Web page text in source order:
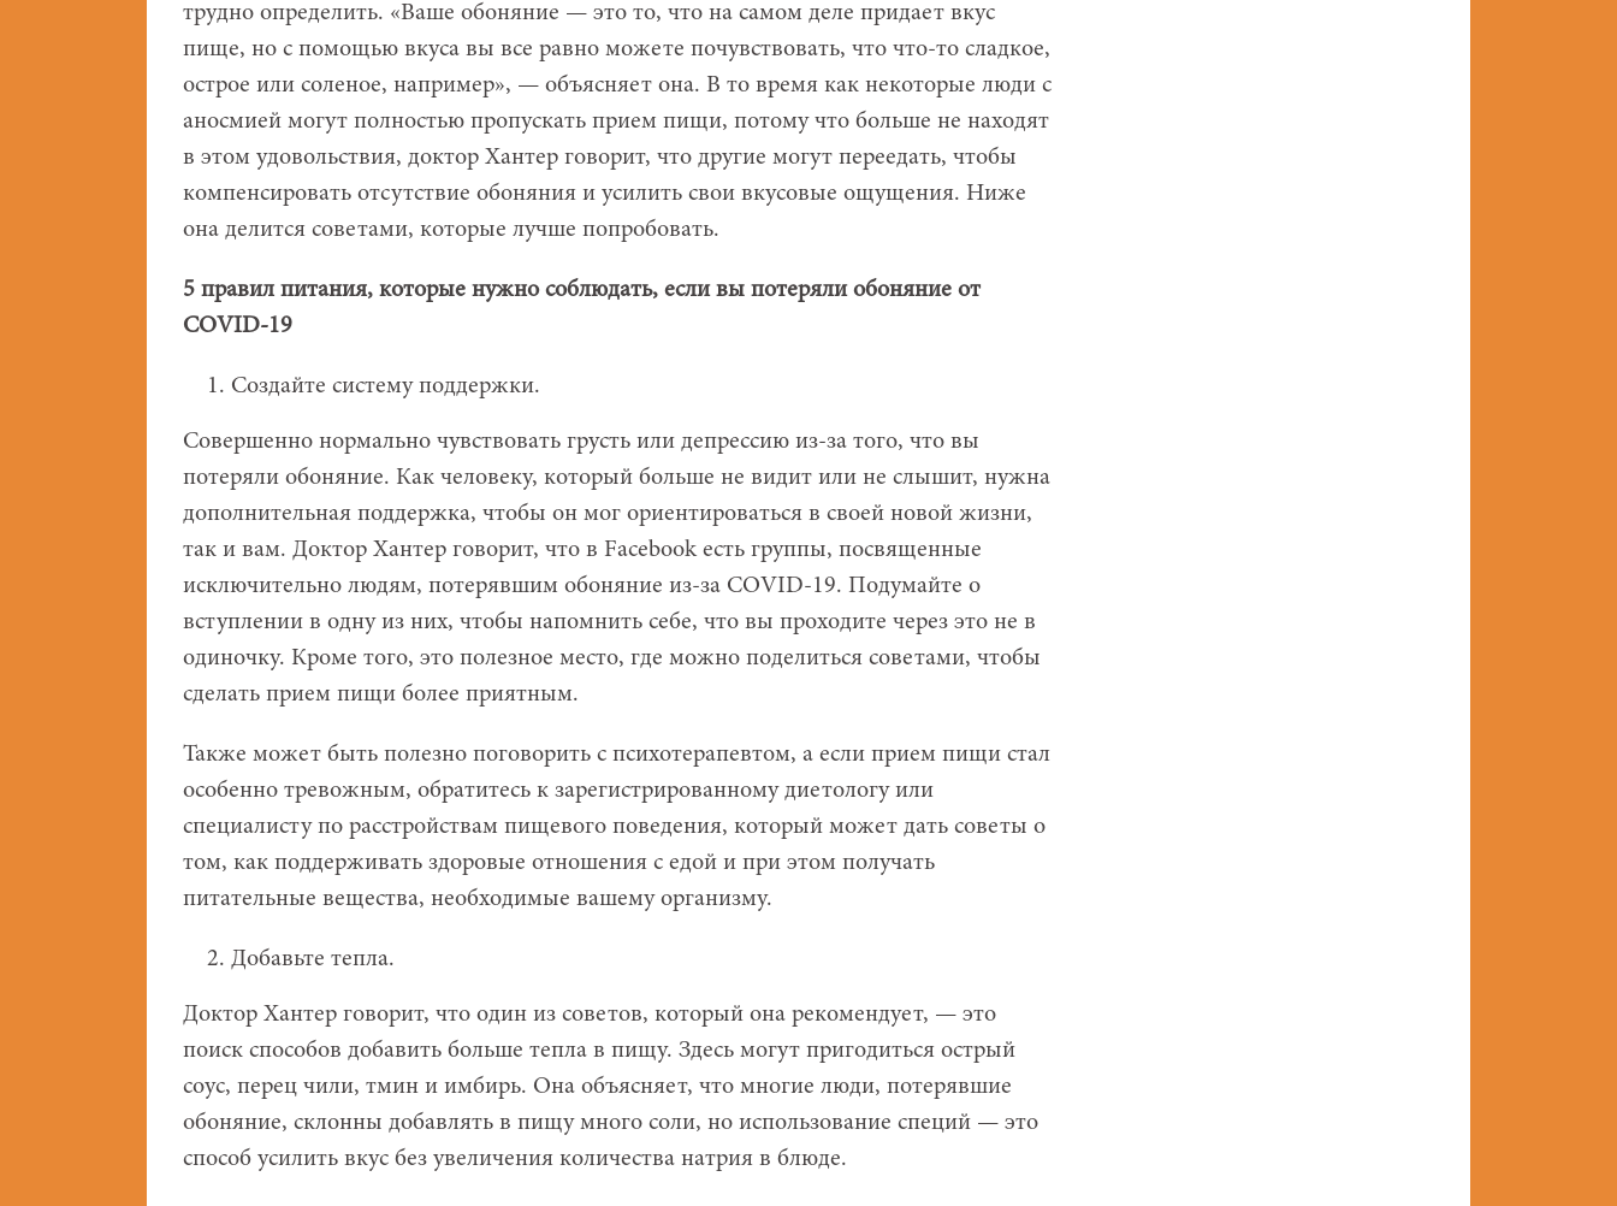
трудно определить. «Ваше обоняние — это то, что на самом деле придает вкус
пище, но с помощью вкуса вы все равно можете почувствовать, что что-то сладкое,
острое или соленое, например», — объясняет она. В то время как некоторые люди с
аносмией могут полностью пропускать прием пищи, потому что больше не находят
в этом удовольствия, доктор Хантер говорит, что другие могут переедать, чтобы
компенсировать отсутствие обоняния и усилить свои вкусовые ощущения. Ниже
она делится советами, которые лучше попробовать.
5 правил питания, которые нужно соблюдать, если вы потеряли обоняние от
COVID-19
Создайте систему поддержки.
Совершенно нормально чувствовать грусть или депрессию из-за того, что вы
потеряли обоняние. Как человеку, который больше не видит или не слышит, нужна
дополнительная поддержка, чтобы он мог ориентироваться в своей новой жизни,
так и вам. Доктор Хантер говорит, что в Facebook есть группы, посвященные
исключительно людям, потерявшим обоняние из-за COVID-19. Подумайте о
вступлении в одну из них, чтобы напомнить себе, что вы проходите через это не в
одиночку. Кроме того, это полезное место, где можно поделиться советами, чтобы
сделать прием пищи более приятным.
Также может быть полезно поговорить с психотерапевтом, а если прием пищи стал
особенно тревожным, обратитесь к зарегистрированному диетологу или
специалисту по расстройствам пищевого поведения, который может дать советы о
том, как поддерживать здоровые отношения с едой и при этом получать
питательные вещества, необходимые вашему организму.
Добавьте тепла.
Доктор Хантер говорит, что один из советов, который она рекомендует, — это
поиск способов добавить больше тепла в пищу. Здесь могут пригодиться острый
соус, перец чили, тмин и имбирь. Она объясняет, что многие люди, потерявшие
обоняние, склонны добавлять в пищу много соли, но использование специй — это
способ усилить вкус без увеличения количества натрия в блюде.